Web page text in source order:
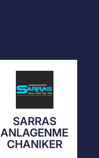
SARRAS
ANLAGENME
CHANIKER